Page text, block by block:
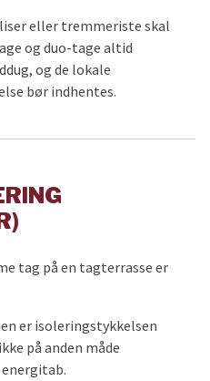
eller tremmeriste skal
og duo-tage altid
og de lokale
bør indhentes.
tag på en tagterrasse er
er isoleringstykkelsen
på anden måde